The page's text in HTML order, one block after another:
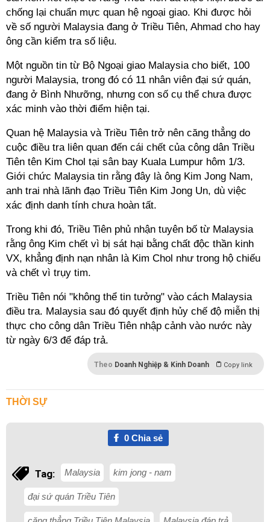
chống lại chuẩn mực quan hệ ngoại giao. Khi được hỏi
về số người Malaysia đang ở Triều Tiên, Ahmad cho hay
ông cần kiểm tra số liệu.
Một nguồn tin từ Bộ Ngoại giao Malaysia cho biết, 100
người Malaysia, trong đó có 11 nhân viên đại sứ quán,
đang ở Bình Nhưỡng, nhưng con số cụ thể chưa được
xác minh vào thời điểm hiện tại.
Quan hệ Malaysia và Triều Tiên trở nên căng thẳng do
cuộc điều tra liên quan đến cái chết của công dân Triều
Tiên tên Kim Chol tại sân bay Kuala Lumpur hôm 1/3.
Giới chức Malaysia tin rằng đây là ông Kim Jong Nam,
anh trai nhà lãnh đạo Triều Tiên Kim Jong Un, dù việc
xác định danh tính chưa hoàn tất.
Trong khi đó, Triều Tiên phủ nhận tuyên bố từ Malaysia
rằng ông Kim chết vì bị sát hại bằng chất độc thần kinh
VX, khẳng định nạn nhân là Kim Chol như trong hộ chiếu
và chết vì trụy tim.
Triều Tiên nói "không thể tin tưởng" vào cách Malaysia
điều tra. Malaysia sau đó quyết định hủy chế độ miễn thị
thực cho công dân Triều Tiên nhập cảnh vào nước này
từ ngày 6/3 để đáp trả.
Theo Doanh Nghiệp & Kinh Doanh Copy link
THỜI SỰ
0Chia sẻ
Tag: Malaysia kim jong - nam
đại sứ quán Triều Tiên